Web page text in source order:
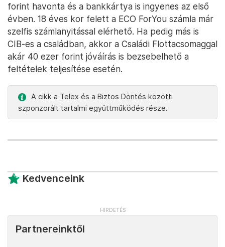
forint havonta és a bankkártya is ingyenes az első
évben. 18 éves kor felett a ECO ForYou számla már
szelfis számlanyitással elérhető. Ha pedig más is
CIB-es a családban, akkor a Családi Flottacsomaggal
akár 40 ezer forint jóváírás is bezsebelhető a
feltételek teljesítése esetén.
A cikk a Telex és a Biztos Döntés közötti
szponzorált tartalmi együttműködés része.
Kedvenceink
Partnereinktől